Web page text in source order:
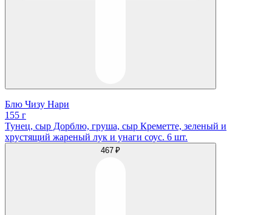
Блю Чизу Нари
155 г
Тунец, сыр Дорблю, груша, cыр Креметте, зеленый и
хрустящий жареный лук и унаги соус. 6 шт.
467 ₽